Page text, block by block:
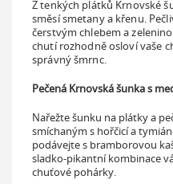
Z tenkých plátků Krnovské
směsí smetany a křenu.
čerstvým chlebem a
chutí rozhodně osloví vaše
správný šmrnc.
Pečená Krnovská šunka s
Nařežte šunku na plátky a
smíchaným s hořčicí a
podávejte s bramborovou
sladko-pikantní kombinace
chuťové pohárky.